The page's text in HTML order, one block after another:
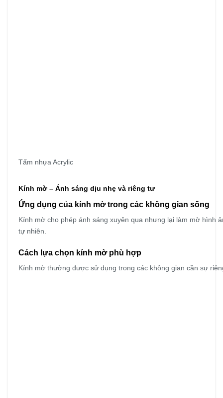
Tấm nhựa Acrylic
Kính mờ – Ánh sáng dịu nhẹ và riêng tư
Ứng dụng của kính mờ trong các không gian sống
Kính mờ cho phép ánh sáng xuyên qua nhưng lại làm mờ hình
tự nhiên.
Cách lựa chọn kính mờ phù hợp
Kính mờ thường được sử dụng trong các không gian cần sự